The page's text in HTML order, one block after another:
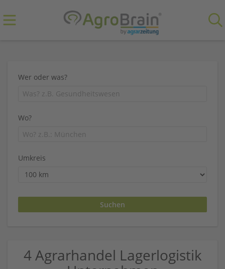
Wer oder was?
Wo?
Umkreis
4 Agrarhandel Lagerlogistik